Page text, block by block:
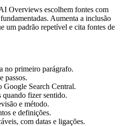
Overviews escolhem fontes com
Aumenta a inclusão
um padrão repetível e cita fontes de
no primeiro parágrafo.
passos.
Google Search Central.
quando fizer sentido.
e método.
e definições.
com datas e ligações.